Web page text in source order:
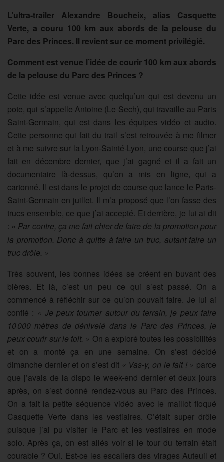
L’ultra-trailer Alexandre Boucheix, alias Casquette
Verte, a couru 100 km aux abords de la pelouse du
Parc des Princes. Il revient sur ce moment privilégié.
Comment est venue l’idée de courir 100 km aux abords
de la pelouse du Parc des Princes ?
Cette idée est venue avec quelqu’un qui est devenu un
pote, qui s’appelle Antoine (Le Sech), qui travaille au Paris
Saint-Germain, qui est dans les équipes vidéo et audio.
Cette personne qui fait du trail s’est retrouvée à me filmer
et à me suivre sur la Lyon-Sainté-Lyon, une course que j’ai
fait en décembre dernier, que j’ai gagné et il a fait un
documentaire là-dessus, qu’on a mis en ligne, qui a
cartonné. Il est dans le projet de course que lance le Paris-
Saint-Germain en juillet. Il m’a proposé que l’on fasse des
trucs ensemble, ce que j’ai accepté. Et derrière, je lui ai dit
: « Par contre, ça me fait chier de faire de la promotion pour
la promotion. Donc à quitte à faire un truc, autant faire un
truc drôle. »
Très souvent, les bonnes idées se créent en buvant des
bières. Et là, c’est un peu ce qui s’est passé. On a
commencé à réfléchir sur ce qu’on pouvait faire. Je lui ai
confié : « Je peux tourner autour du terrain, je peux faire
10 000 mètres de dénivelé dans le Parc des Princes, je
peux courir sur le toit. » On a exploré toutes les possibilités
et on a monté ça en une semaine. On s’est décidé
dimanche dernier et on s’est dit « Vas-y, on le fait ! » parce
que j’avais de la dispo le week-end dernier et deux jours
après, on s’est donné rendez-vous au Parc des Princes.
On a fait la petite séquence vidéo avec le maillot floqué
Casquette Verte dans les vestiaires. C’était super drôle
puisque j’ai pu visiter le Parc et les vestiaires en mode
solo. Après ça, on est allés voir si le tour du terrain était
courable ? Oui. Est-ce les escaliers des virages Auteuil et